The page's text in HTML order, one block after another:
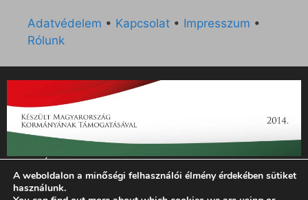
Adatvédelem • Kapcsolat • Impresszum •
Rólunk
„Az Új Ember katolikus hetilap 2014. évi működésének
támogatását az EGYH-KCP-14-P-0121 sz. támogatási
szerződés keretében 3 000 000 Ft összegben támogatta az
A weboldalon a minőségi felhasználói élmény érdekében sütiket
használunk.